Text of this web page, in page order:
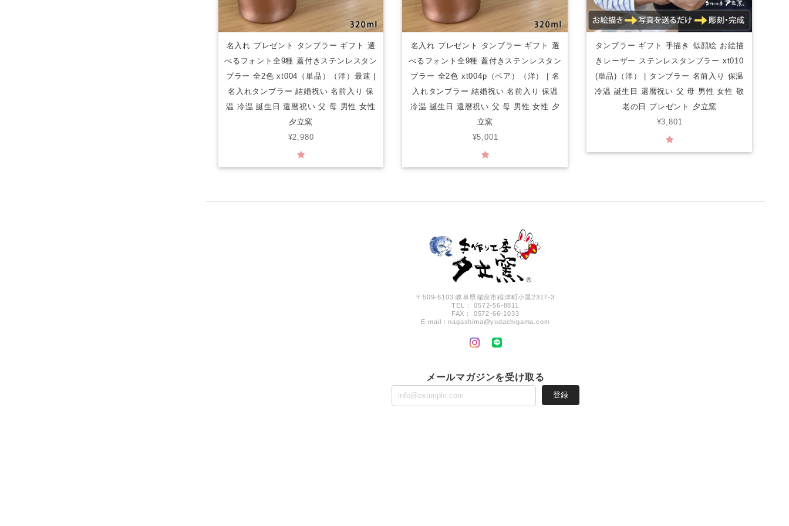
名入れ プレゼント タンブラー ギフト 選
べるフォント全9種 蓋付きステンレスタン
ブラー 全2色 xt004（単品）（洋）最速 |
名入れタンブラー 結婚祝い 名前入り 保
温 冷温 誕生日 還暦祝い 父 母 男性 女性
夕立窯
¥2,980
名入れ プレゼント タンブラー ギフト 選
べるフォント全9種 蓋付きステンレスタン
ブラー 全2色 xt004p（ペア）（洋） | 名
入れタンブラー 結婚祝い 名前入り 保温
冷温 誕生日 還暦祝い 父 母 男性 女性 夕
立窯
¥5,001
タンブラー ギフト 手描き 似顔絵 お絵描
きレーザー ステンレスタンブラー xt010
(単品)（洋） | タンブラー 名前入り 保温
冷温 誕生日 還暦祝い 父 母 男性 女性 敬
老の日 プレゼント 夕立窯
¥3,801
〒509-6103 岐阜県瑞浪市稲津町小里2317-3
TEL： 0572-56-8811
FAX： 0572-66-1033
E-mail：nagashima@yudachigama.com
メールマガジンを受け取る
登録